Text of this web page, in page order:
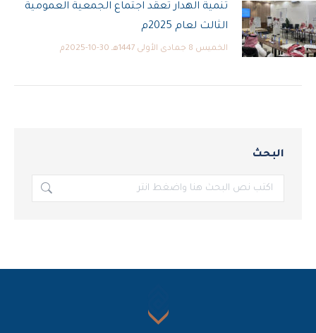
تنمية الهدار تعقد اجتماع الجمعية العمومية
الثالث لعام 2025م
الخميس 8 جمادى الأولى 1447هـ 30-10-2025م
البحث
بحث: